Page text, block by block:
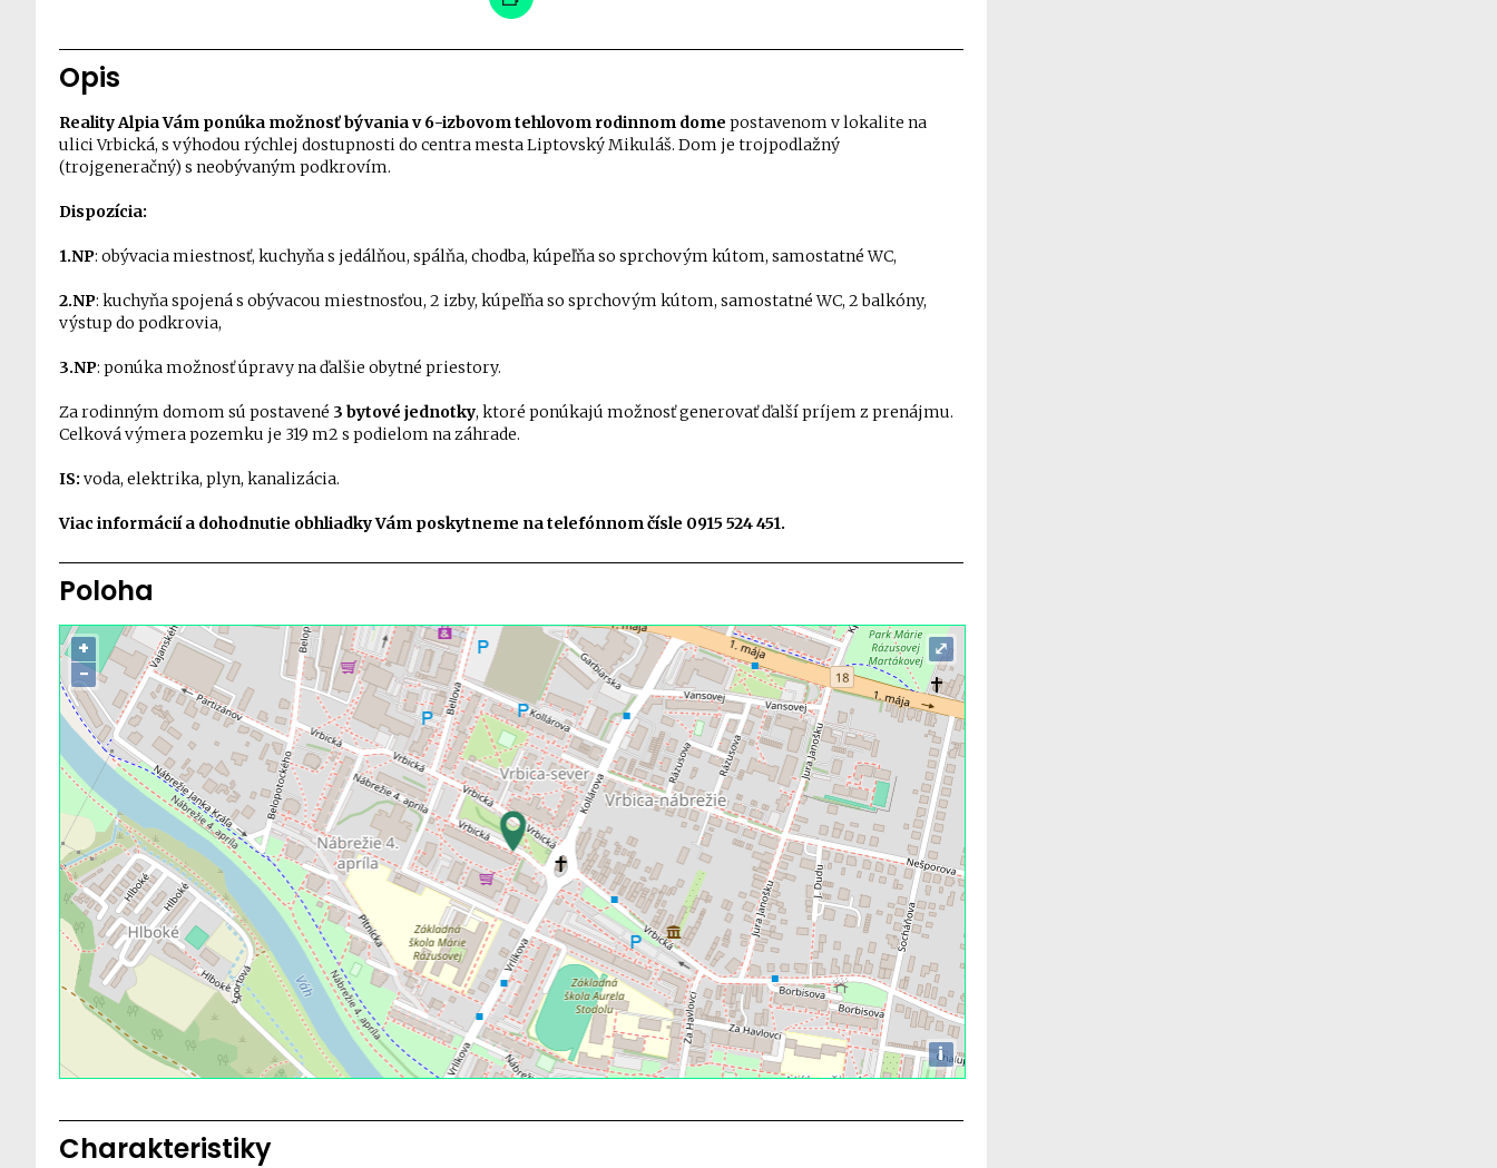
Opis
Reality Alpia Vám ponúka možnosť bývania v 6-izbovom tehlovom rodinnom dome postavenom v lokalite na
ulici Vrbická, s výhodou rýchlej dostupnosti do centra mesta Liptovský Mikuláš. Dom je trojpodlažný
(trojgeneračný) s neobývaným podkrovím.
Dispozícia:
1.NP: obývacia miestnosť, kuchyňa s jedálňou, spálňa, chodba, kúpeľňa so sprchovým kútom, samostatné WC,
2.NP: kuchyňa spojená s obývacou miestnosťou, 2 izby, kúpeľňa so sprchovým kútom, samostatné WC, 2 balkóny,
výstup do podkrovia,
3.NP: ponúka možnosť úpravy na ďalšie obytné priestory.
Za rodinným domom sú postavené 3 bytové jednotky, ktoré ponúkajú možnosť generovať ďalší príjem z prenájmu.
Celková výmera pozemku je 319 m2 s podielom na záhrade.
IS: voda, elektrika, plyn, kanalizácia.
Viac informácií a dohodnutie obhliadky Vám poskytneme na telefónnom čísle 0915 524 451.
Poloha
+
−
i
⤢
Charakteristiky